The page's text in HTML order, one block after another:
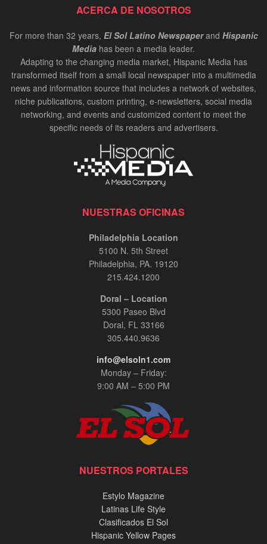
ACERCA DE NOSOTROS
For more than 32 years, El Sol Latino Newspaperand Hispanic
Media has been a media leader.
Adapting to the changing media market, Hispanic Media has
transformed itself from a small local newspaper into a multimedia
news and information source that includes a network of websites,
niche publications, custom printing, e-newsletters, social media
networking, and events and customized content to meet the
specific needs of its readers and advertisers.
NUESTRAS OFICINAS
Philadelphia Location
5100 N. 5th Street
Philadelphia, PA. 19120
215.424.1200
Doral – Location
5300 Paseo Blvd
Doral, FL 33166
305.440.9636
info@elsoln1.com
Monday – Friday:
9:00 AM – 5:00 PM
NUESTROS PORTALES
Estylo Magazine
Latinas Life Style
Clasificados El Sol
Hispanic Yellow Pages